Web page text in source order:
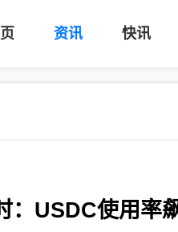
资讯 快讯
：USDC使用率